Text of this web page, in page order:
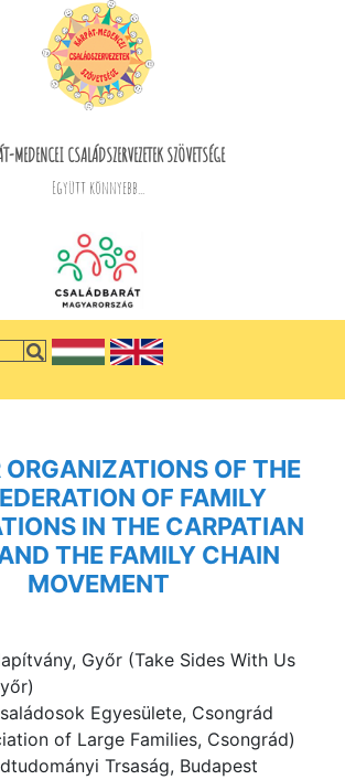
MEDENCEI CSALÁDSZERVEZETEK SZÖVETSÉGE
Együtt könnyebb...
ORGANIZATIONS OF THE
OF FAMILY
IN THE CARPATIAN
THE FAMILY CHAIN
MOVEMENT
Győr (Take Sides With Us
Egyesülete, Csongrád
of Large Families, Csongrád)
Trsaság, Budapest